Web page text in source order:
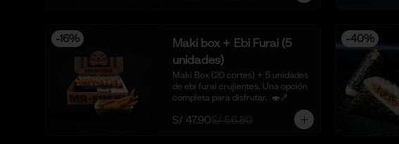
-16%
Maki box + Ebi Furai (5
unidades)
Maki Box (20 cortes) + 5 unidades
de ebi furai crujientes. Una opción
completa para disfrutar.  🍣🍤
S/ 47.90S/ 56.80
-40%